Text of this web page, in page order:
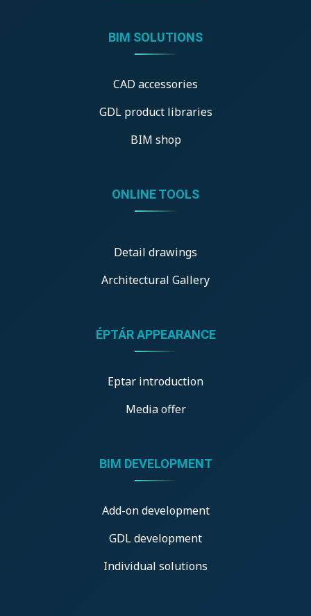
BIM SOLUTIONS
CAD accessories
GDL product libraries
BIM shop
ONLINE TOOLS
Detail drawings
Architectural Gallery
ÉPTÁR APPEARANCE
Eptar introduction
Media offer
BIM DEVELOPMENT
Add-on development
GDL development
Individual solutions